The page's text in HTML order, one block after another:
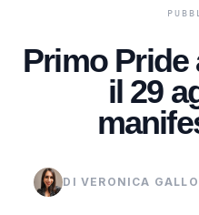
Primo
il 29
DI VERONICA GALLO